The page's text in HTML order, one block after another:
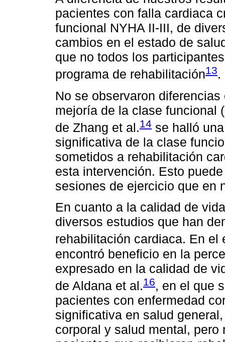
pacientes con falla cardiaca
funcional NYHA II-III, de
cambios en el estado de
que no todos los
programa de rehabilitación13.
No se observaron
mejoría de la clase funcional
de Zhang et al.14 se halló
significativa de la clase
sometidos a rehabilitación
esta intervención. Esto
sesiones de ejercicio que en
En cuanto a la calidad de
diversos estudios que han
rehabilitación cardiaca. En el
encontró beneficio en la
expresado en la calidad de
de Aldana et al.16, en el que
pacientes con enfermedad
significativa en salud
corporal y salud mental,